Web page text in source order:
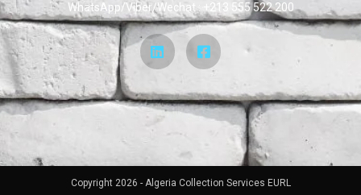
WhatsApp/Viber/Wechat : +213 555 522 200
Copyright 2026 - Algeria Collection Services EURL